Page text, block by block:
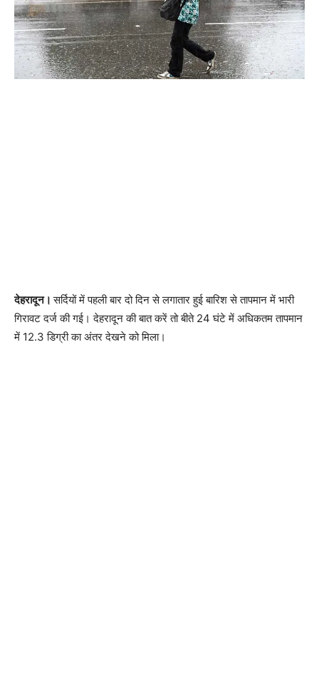
देहरादून।सर्दियों में पहली बार दो दिन से लगातार हुई बारिश से तापमान में भारी
गिरावट दर्ज की गई। देहरादून की बात करें तो बीते 24 घंटे में अधिकतम तापमान
में 12.3 डिग्री का अंतर देखने को मिला।